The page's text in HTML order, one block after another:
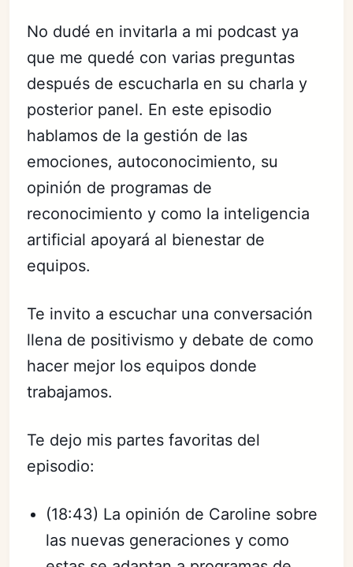
No dudé en invitarla a mi podcast ya
que me quedé con varias preguntas
después de escucharla en su charla y
posterior panel. En este episodio
hablamos de la gestión de las
emociones, autoconocimiento, su
opinión de programas de
reconocimiento y como la inteligencia
artificial apoyará al bienestar de
equipos.
Te invito a escuchar una conversación
llena de positivismo y debate de como
hacer mejor los equipos donde
trabajamos.
Te dejo mis partes favoritas del
episodio:
(18:43) La opinión de Caroline sobre
las nuevas generaciones y como